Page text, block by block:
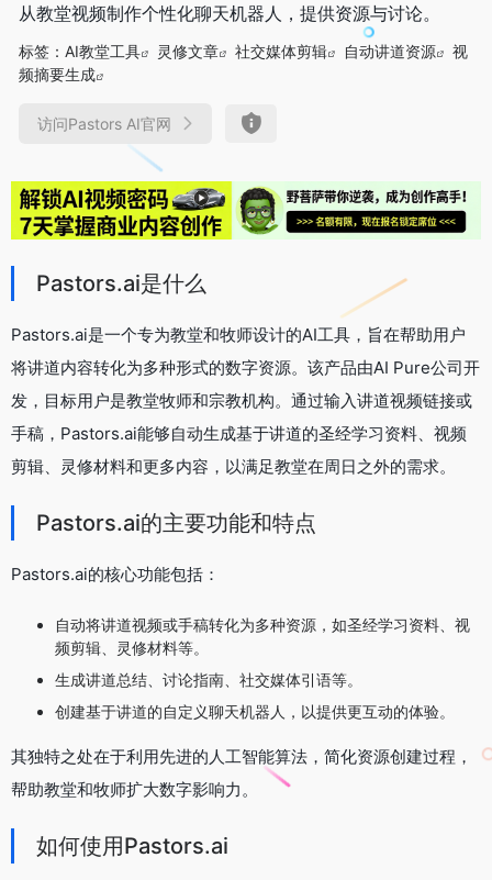
从教堂视频制作个性化聊天机器人，提供资源与讨论。
标签： AI教堂工具 灵修文章 社交媒体剪辑 自动讲道资源
视
频摘要生成
访问Pastors AI官网
Pastors.ai是什么
Pastors.ai是一个专为教堂和牧师设计的AI工具，旨在帮助用户
将讲道内容转化为多种形式的数字资源。该产品由AI Pure公司开
发，目标用户是教堂牧师和宗教机构。通过输入讲道视频链接或
手稿，Pastors.ai能够自动生成基于讲道的圣经学习资料、视频
剪辑、灵修材料和更多内容，以满足教堂在周日之外的需求。
Pastors.ai的主要功能和特点
Pastors.ai的核心功能包括：
自动将讲道视频或手稿转化为多种资源，如圣经学习资料、视
频剪辑、灵修材料等。
生成讲道总结、讨论指南、社交媒体引语等。
创建基于讲道的自定义聊天机器人，以提供更互动的体验。
其独特之处在于利用先进的人工智能算法，简化资源创建过程，
帮助教堂和牧师扩大数字影响力。
如何使用Pastors.ai